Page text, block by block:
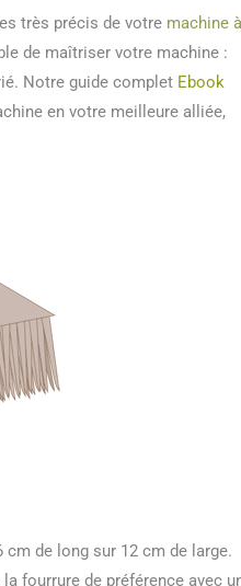
très précis de votre machine à
de maîtriser votre machine :
Notre guide complet Ebook
en votre meilleure alliée,
de long sur 12 cm de large.
fourrure de préférence avec